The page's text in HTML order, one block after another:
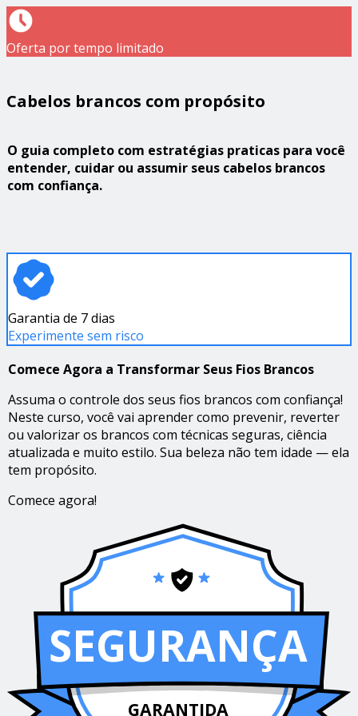
Oferta por tempo limitado
Cabelos brancos com propósito
O guia completo com estratégias praticas para você
entender, cuidar ou assumir seus cabelos brancos
com confiança.
Garantia de 7 dias
Experimente sem risco
Comece Agora a Transformar Seus Fios Brancos
Assuma o controle dos seus fios brancos com confiança!
Neste curso, você vai aprender como prevenir, reverter
ou valorizar os brancos com técnicas seguras, ciência
atualizada e muito estilo. Sua beleza não tem idade — ela
tem propósito.
Comece agora!
SEGURANÇA
GARANTIDA